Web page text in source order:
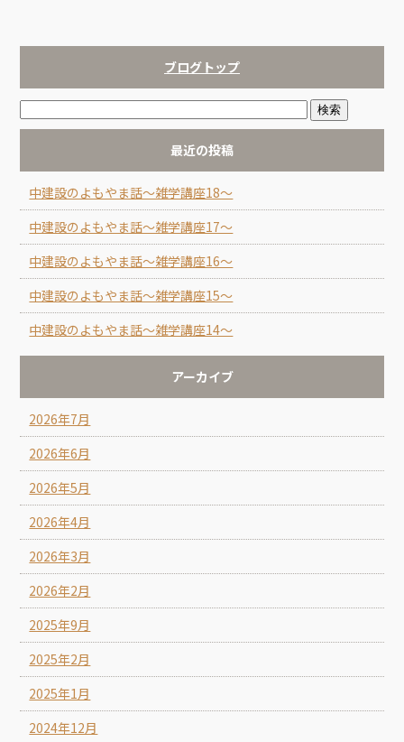
ブログトップ
最近の投稿
中建設のよもやま話～雑学講座18～
中建設のよもやま話～雑学講座17～
中建設のよもやま話～雑学講座16～
中建設のよもやま話～雑学講座15～
中建設のよもやま話～雑学講座14～
アーカイブ
2026年7月
2026年6月
2026年5月
2026年4月
2026年3月
2026年2月
2025年9月
2025年2月
2025年1月
2024年12月